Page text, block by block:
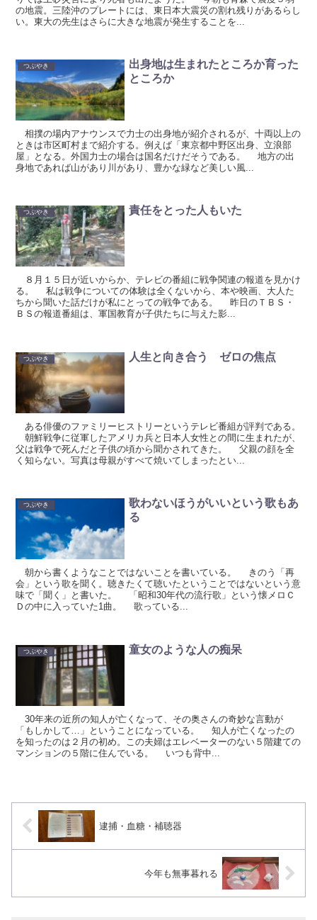
の地震。三陸沖のプレートには、東日本大震災の割れ残りがあるらし
い。東大の先生はさらに大きな地震が発生することを...
つぶやき
出身地は生まれたところか育った
ところか
相撲の場内アナウンスで力士の出身地が紹介されるが、十両以上の
ときは市区町村まで紹介する。例えば「東京都中野区出身、立浪部
屋」となる。外国力士の場合は国名だけだそうである。 地方の出
身地であれば山があり川があり、豊かな緑など美しい風...
つぶやき 責任をとった人もいた
８月１５日が近いからか、テレビの番組に戦争関連の報道を見かけ
る。 私は戦争についての体験は全くないから、本や映画、大人た
ちから聞いた話だけが私にとっての戦争である。 昨日のＴＢＳ・
ＢＳの報道番組は、軍国教育が子供たちに与えた影...
つぶやき 人生と向き合う ゼロの焦点
ある俳優のファミリーヒストリーというテレビ番組が評判である。
朝鮮戦争に従軍したアメリカ兵と日本人女性との間に生まれたが、
父は戦争で死んだと子供の頃から聞かされてきた。 父親の顔を全
く知らない。写真は母親がすべて焼いてしまったとい...
つぶやき
歌わないほうがいいという歌もあ
る
朝から書くようなことではないことを書いている。 きのう「再
会」という歌を聞く。聴きたくて聴いたということではないという意
味で「聞く」と書いた。 「昭和30年代の流行歌」という懐メロＣ
Ｄの中に入っていた1曲。 歌っている...
つぶやき 童女のような人の痴呆
30年来の近所の知人が亡くなって、その奥さんの奇妙な言動が
「もしかして…」ということになっている。 知人が亡くなったの
を知ったのは２月の初め。この夫婦はエレベーターのない５階建ての
マンションの５階に住んでいる。 いつも背中...
逮捕・血糖・補聴器
今年も無事暮れる